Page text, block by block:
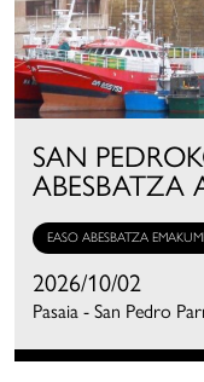
SAN
ABESBATZA
EASO ABESBATZA
2026/10/02
Pasaia - San Pedro